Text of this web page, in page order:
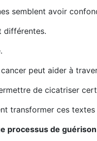
semblent avoir
différentes.
peut aider à
de cicatriser
transformer ces
processus de